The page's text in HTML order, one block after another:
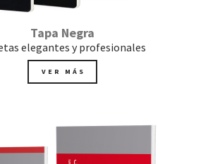
Tapa Negra
elegantes y profesionales
VER MÁS